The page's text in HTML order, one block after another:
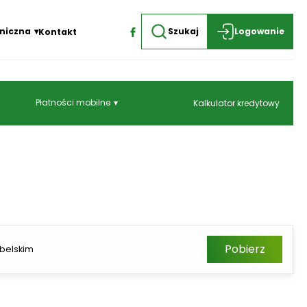
Kontakt Szukaj Logowanie
Płatności mobilne Kalkulator kredytowy
Pobierz